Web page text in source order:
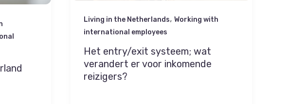
Living in the Netherlands, Working with
international employees
Het entry/exit systeem; wat
verandert er voor inkomende
reizigers?